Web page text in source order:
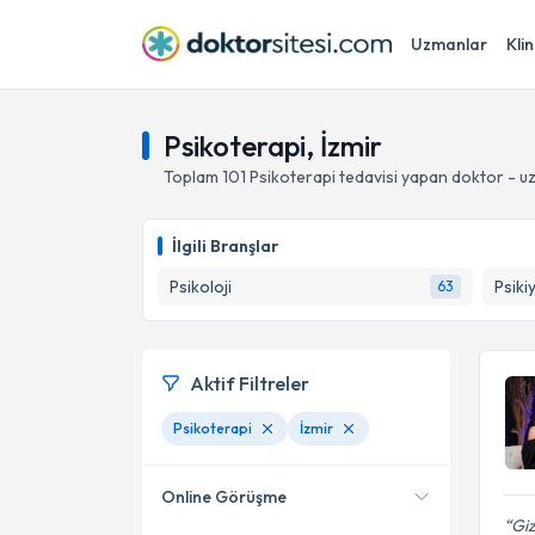
Uzmanlar
Psikoterapi, İzmir
Toplam 101 Psikoterapi tedavisi yapan doktor -
İlgili Branşlar
Psikoloji
63
Aktif Filtreler
Psikoterapi İzmir
Online Görüşme